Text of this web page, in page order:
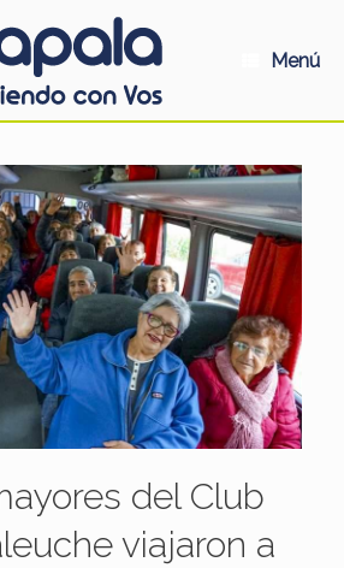
Menú
del Club
viajaron a